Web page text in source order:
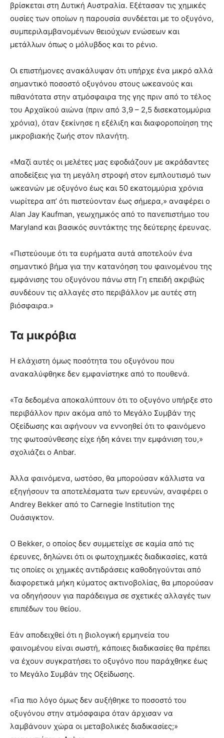
βρίσκεται στη Δυτική Αυστραλία. Εξέτασαν τις χημικές
ουσίες των οποίων η παρουσία συνδέεται με το οξυγόνο,
συμπεριλαμβανομένων θειούχων ενώσεων και
μετάλλων όπως ο μόλυβδος και το ρένιο.
Οι επιστήμονες ανακάλυψαν ότι υπήρχε ένα μικρό αλλά
σημαντικό ποσοστό οξυγόνου στους ωκεανούς και
πιθανότατα στην ατμόσφαιρα της γης πριν από το τέλος
του Αρχαϊκού αιώνα (πριν από 3,9 – 2,5 δισεκατομμύρια
χρόνια), όταν ξεκίνησε η εξέλιξη και διαφοροποίηση της
μικροβιακής ζωής στον πλανήτη.
«Μαζί αυτές οι μελέτες μας εφοδιάζουν με ακράδαντες
αποδείξεις για τη μεγάλη στροφή στον εμπλουτισμό των
ωκεανών με οξυγόνο έως και 50 εκατομμύρια χρόνια
νωρίτερα απ’ ότι πιστεύονταν έως σήμερα,» αναφέρει ο
Alan Jay Kaufman, γεωχημικός από το πανεπιστήμιο του
Maryland και βασικός συντάκτης της δεύτερης έρευνας.
«Πιστεύουμε ότι τα ευρήματα αυτά αποτελούν ένα
σημαντικό βήμα για την κατανόηση του φαινομένου της
εμφάνισης του οξυγόνου πάνω στη Γη επειδή ακριβώς
συνδέουν τις αλλαγές στο περιβάλλον με αυτές στη
βιόσφαιρα.»
Τα μικρόβια
Η ελάχιστη όμως ποσότητα του οξυγόνου που
ανακαλύφθηκε δεν εμφανίστηκε από το πουθενά.
«Τα δεδομένα αποκαλύπτουν ότι το οξυγόνο υπήρξε στο
περιβάλλον πριν ακόμα από το Μεγάλο Συμβάν της
Οξείδωσης και αφήνουν να εννοηθεί ότι το φαινόμενο
της φωτοσύνθεσης είχε ήδη κάνει την εμφάνιση του,»
σχολιάζει ο Anbar.
Άλλα φαινόμενα, ωστόσο, θα μπορούσαν κάλλιστα να
εξηγήσουν τα αποτελέσματα των ερευνών, αναφέρει ο
Andrey Bekker από το Carnegie Institution της
Ουάσιγκτον.
Ο Bekker, ο οποίος δεν συμμετείχε σε καμία από τις
έρευνες, δηλώνει ότι οι φωτοχημικές διαδικασίες, κατά
τις οποίες οι χημικές αντιδράσεις καθοδηγούνται από
διαφορετικά μήκη κύματος ακτινοβολίας, θα μπορούσαν
να οδηγήσουν για παράδειγμα σε σχετικές αλλαγές των
επιπέδων του θείου.
Εάν αποδειχθεί ότι η βιολογική ερμηνεία του
φαινομένου είναι σωστή, κάποιες διαδικασίες θα πρέπει
να έχουν συγκρατήσει το οξυγόνο που παράχθηκε έως
το Μεγάλο Συμβάν της Οξείδωσης.
«Για πιο λόγο όμως δεν αυξήθηκε το ποσοστό του
οξυγόνου στην ατμόσφαιρα όταν άρχισαν να
λαμβάνουν χώρα οι μεταβολικές διαδικασίες;»